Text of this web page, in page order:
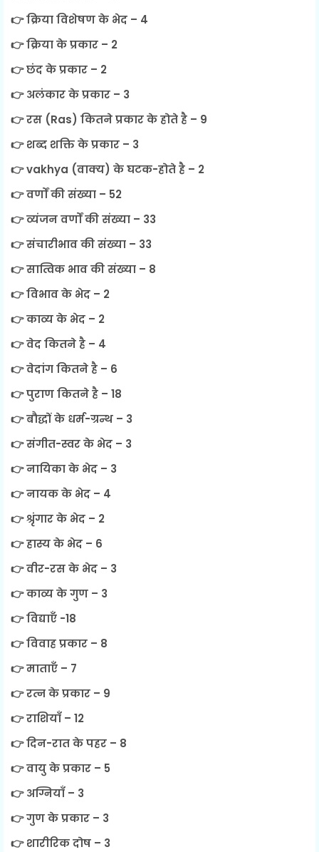
👉 क्रिया विशेषण के भेद – 4
👉 क्रिया के प्रकार – 2
👉 छंद के प्रकार – 2
👉 अलंकार के प्रकार – 3
👉 रस (Ras) कितने प्रकार के होते है – 9
👉 शब्द शक्ति के प्रकार – 3
👉 vakhya (वाक्य) के घटक-होते है – 2
👉 वर्णों की संख्या – 52
👉 व्यंजन वर्णों की संख्या – 33
👉 संचारीभाव की संख्या – 33
👉 सात्विक भाव की संख्या – 8
👉 विभाव के भेद – 2
👉 काव्य के भेद – 2
👉 वेद कितने है – 4
👉 वेदांग कितने है – 6
👉 पुराण कितने है – 18
👉 बौद्धों के धर्म-ग्रन्थ – 3
👉 संगीत-स्वर के भेद – 3
👉 नायिका के भेद – 3
👉 नायक के भेद – 4
👉 श्रृंगार के भेद – 2
👉 हास्य के भेद – 6
👉 वीर-रस के भेद – 3
👉 काव्य के गुण – 3
👉 विद्याएँ -18
👉 विवाह प्रकार – 8
👉 माताएँ – 7
👉 रत्न के प्रकार – 9
👉 राशियाँ – 12
👉 दिन-रात के पहर – 8
👉 वायु के प्रकार – 5
👉 अग्नियाँ – 3
👉 गुण के प्रकार – 3
👉 शारीरिक दोष – 3